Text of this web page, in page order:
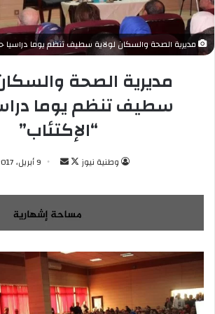
مديرية الصحة والسكان لولاية سطيف تنظم يوما دراسيا
مديرية الصحة
سطيف تنظم يوما
“الإكتئاب”
وطنية نيوز
ت
ب
ع
ع
ى
س
ل
ب
ي
د
ا
9 أبريل، 2017